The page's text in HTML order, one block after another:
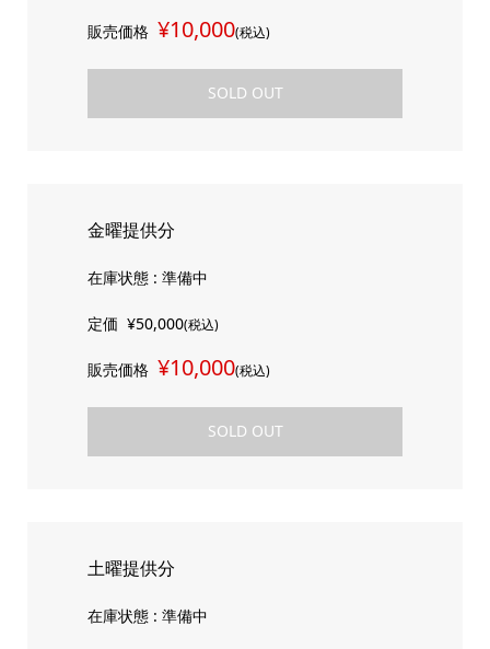
販売価格 ¥10,000(税込)
SOLD OUT
金曜提供分
在庫状態 : 準備中
定価 ¥50,000(税込)
販売価格 ¥10,000(税込)
SOLD OUT
土曜提供分
在庫状態 : 準備中